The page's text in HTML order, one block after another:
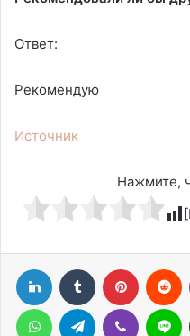
Ответ:
Рекомендую
Источник
Нажмите,
LinkedIn Tumblr Pinterest
WhatsAppTelegram Viber